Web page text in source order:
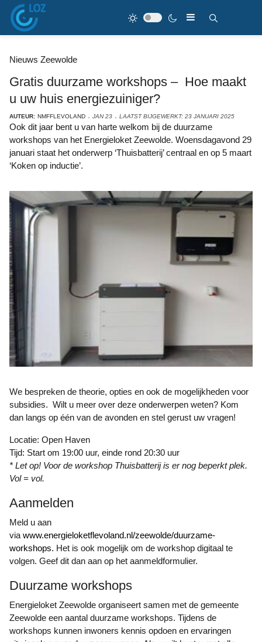
Nieuws Zeewolde
Gratis duurzame workshops – Hoe maakt
u uw huis energiezuiniger?
AUTEUR: NMFFLEVOLAND JAN 23 LAATST BIJGEWERKT: 23 JANUARI 2025
Ook dit jaar bent u van harte welkom bij de duurzame
workshops van het Energieloket Zeewolde. Woensdagavond 29
januari staat het onderwerp ‘Thuisbatterij’ centraal en op 5 maart
‘Koken op inductie’.
We bespreken de theorie, opties en ook de mogelijkheden voor
subsidies. Wilt u meer over deze onderwerpen weten? Kom
dan langs op één van de avonden en stel gerust uw vragen!
Locatie: Open Haven
Tijd: Start om 19:00 uur, einde rond 20:30 uur
* Let op! Voor de workshop Thuisbatterij is er nog beperkt plek.
Vol = vol.
Aanmelden
Meld u aan
via www.energieloketflevoland.nl/zeewolde/duurzame-
workshops. Het is ook mogelijk om de workshop digitaal te
volgen. Geef dit dan aan op het aanmeldformulier.
Duurzame workshops
Energieloket Zeewolde organiseert samen met de gemeente
Zeewolde een aantal duurzame workshops. Tijdens de
workshops kunnen inwoners kennis opdoen en ervaringen